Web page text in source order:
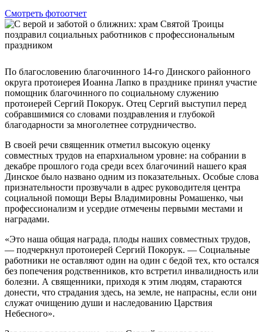
Смотреть фотоотчет
По благословению благочинного 14-го Динского районного
округа протоиерея Иоанна Лапко в празднике принял участие
помощник благочинного по социальному служению
протоиерей Сергий Покорук. Отец Сергий выступил перед
собравшимися со словами поздравления и глубокой
благодарности за многолетнее сотрудничество.
В своей речи священник отметил высокую оценку
совместных трудов на епархиальном уровне: на собрании в
декабре прошлого года среди всех благочиний нашего края
Динское было названо одним из показательных. Особые слова
признательности прозвучали в адрес руководителя центра
социальной помощи Веры Владимировны Ромашенко, чьи
профессионализм и усердие отмечены первыми местами и
наградами.
«Это наша общая награда, плоды наших совместных трудов,
— подчеркнул протоиерей Сергий Покорук. — Социальные
работники не оставляют один на один с бедой тех, кто остался
без попечения родственников, кто встретил инвалидность или
болезни. А священники, приходя к этим людям, стараются
донести, что страдания здесь, на земле, не напрасны, если они
служат очищению души и наследованию Царствия
Небесного».